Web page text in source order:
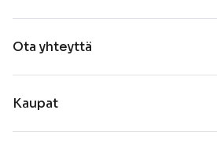
Ota yhteyttä
Kaupat